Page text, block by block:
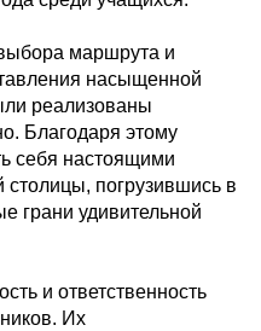
маршрута и
насыщенной
реализованы
Благодаря этому
себя настоящими
столицы, погрузившись в
грани удивительной
и ответственность
Их